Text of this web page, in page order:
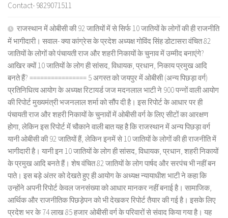
Contact- 9829071511
राजस्थान में ओबीसी की 92 जातियों में से सिर्फ 10 जातियों के लोगों की ही राजनीति
में भागीदारी। सवाल- क्या कांग्रेस के प्रदेश अध्यक्ष गोविंद सिंह डोटासरा वंचित 82
जातियों के लोगों को पंचायती राज और शहरी निकायों के चुनाव में उम्मीद बनाएंगे?
आखिर क्यों 10 जातियों के लोग ही सांसद, विधायक, प्रधान, निकाय प्रमुख आदि
बनते हैं? ================ 5 अगस्त को जयपुर में ओबीसी (अन्य पिछड़ा वर्ग)
प्रतिनिधित्व आयोग के अध्यक्ष रिटायर्ड जज मदनलाल भाटी ने 900 पन्नों वाली आयोग
की रिपोर्ट मुख्यमंत्री भजनलाल शर्मा को सौंप दी है। इस रिपोर्ट के आधार पर ही
पंचायती राज और शहरी निकायों के चुनावों में ओबीसी वर्ग के लिए सीटों का आरक्षण
होगा, लेकिन इस रिपोर्ट में चौकाने वाली बात यह है कि राजस्थान में अन्य पिछड़ा वर्ग
यानी ओबीसी की 92 जातियों हैं, लेकिन इनमें से 10 जातियों के लोगों की ही राजनीति में
भागीदारी है। यानी इन 10 जातियों के लोग ही सांसद, विधायक, प्रधान, शहरी निकायों
के प्रमुख आदि बनते हैं। शेष वंचित 82 जातियों के लोग पार्षद और सरपंच भी नहीं बन
पाते। इस बड़े अंतर को देखते हुए ही आयोग के अध्यक्ष न्यायाधीश भाटी ने कहा कि
उन्होंने अपनी रिपोर्ट केवल जनसंख्या को आधार मानकर नहीं बनाई है। सामाजिक,
आर्थिक और राजनीतिक पिछड़ेपन को भी देखकर रिपोर्ट तैयार की गई है। इसके लिए
प्रदेश भर के 74 लाख 85 हजार ओबीसी वर्ग के परिवारों से संवाद किया गया है। यह